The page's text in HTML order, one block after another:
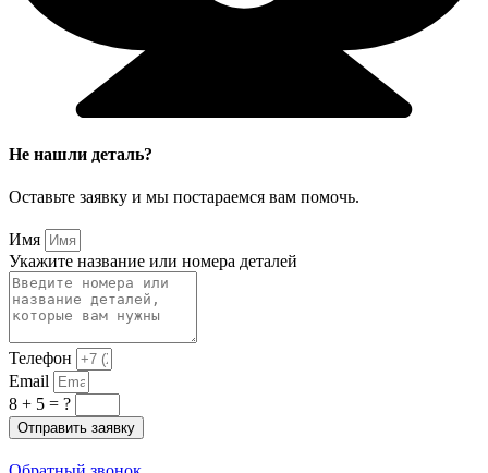
Не нашли деталь?
Оставьте заявку и мы постараемся вам помочь.
Имя
Укажите название или номера деталей
Телефон
Email
8 + 5 = ?
Отправить заявку